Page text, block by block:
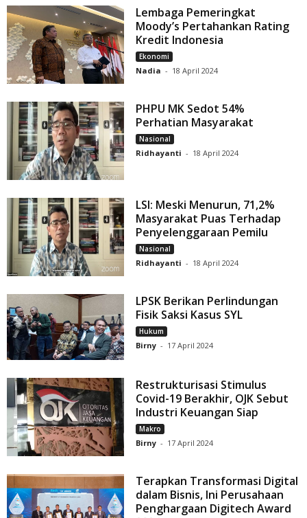
Lembaga Pemeringkat
Moody’s Pertahankan Rating
Kredit Indonesia
Ekonomi
Nadia - 18 April 2024
PHPU MK Sedot 54%
Perhatian Masyarakat
Nasional
Ridhayanti - 18 April 2024
LSI: Meski Menurun, 71,2%
Masyarakat Puas Terhadap
Penyelenggaraan Pemilu
Nasional
Ridhayanti - 18 April 2024
LPSK Berikan Perlindungan
Fisik Saksi Kasus SYL
Hukum
Birny - 17 April 2024
Restrukturisasi Stimulus
Covid-19 Berakhir, OJK Sebut
Industri Keuangan Siap
Makro
Birny - 17 April 2024
Terapkan Transformasi Digital
dalam Bisnis, Ini Perusahaan
Penghargaan Digitech Award